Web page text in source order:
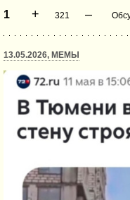
1 + 321 –
13.05.2026, МЕМЫ